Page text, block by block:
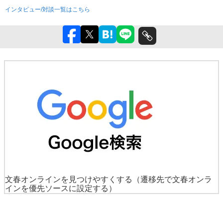
インタビュー/対談一覧はこちら
文春オンラインを見つけやすくする
（遷移先で文春オンラ
インを優先ソースに設定する）